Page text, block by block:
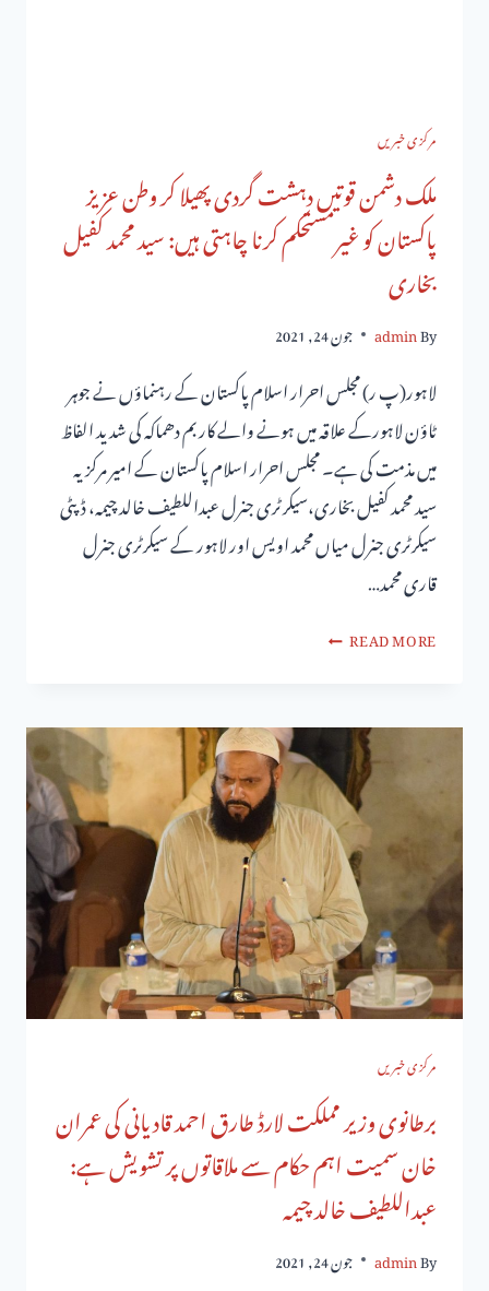
مرکزی خبریں
ملک دشمن قوتیں دہشت گردی پھیلا کر وطن عزیز
پاکستان کو غیرمستحکم کرنا چاہتی ہیں: سید محمد کفیل
بخاری
By
admin جون 24, 2021
لاہور(پ ر) مجلس احرار اسلام پاکستان کے رہنماؤں نے جوہر
ٹاؤن لاہورکے علاقہ میں ہونے والے کار بم دھماکہ کی شدید الفاظ
میں مذمت کی ہے۔ مجلس احرار اسلام پاکستان کے امیر مرکزیہ
سید محمد کفیل بخاری،سیکر ٹری جنرل عبداللطیف خالد چیمہ، ڈپٹی
سیکرٹری جنرل میاں محمد اویس اور لاہور کے سیکرٹری جنرل
قاری محمد…
READ MORE
مرکزی خبریں
برطانوی وزیر مملکت لارڈ طارق احمد قادیانی کی عمران
خان سمیت اہم حکام سے ملاقاتوں پر تشویش ہے:
عبداللطیف خالد چیمہ
By
admin جون 24, 2021